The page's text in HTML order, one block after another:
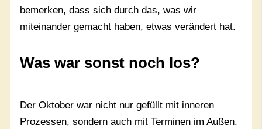
bemerken, dass sich durch das, was wir
miteinander gemacht haben, etwas verändert hat.
Waswar sonst noch los?
Der Oktober war nicht nur gefüllt mit inneren
Prozessen, sondern auch mit Terminen im Außen.